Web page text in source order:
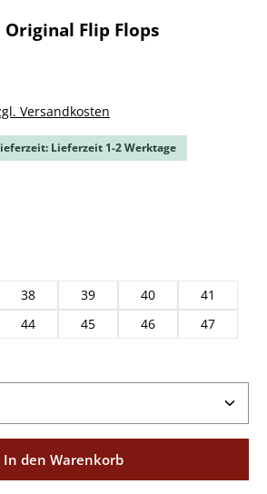
Original Flip Flops
Versandkosten
Lieferzeit 1-2 Werktage
38 39 40
41
44 45 46
47
Gib den gewünschten Wert ein
In den Warenkorb